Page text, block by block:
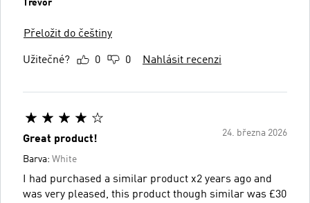
Trevor
Přeložit do češtiny
Užitečné? 0 0 Nahlásit recenzi
24. března 2026
Great product!
Barva: White
I had purchased a similar product x2 years ago and
was very pleased, this product though similar was £30